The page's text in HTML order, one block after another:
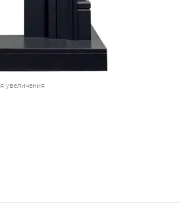
увеличения